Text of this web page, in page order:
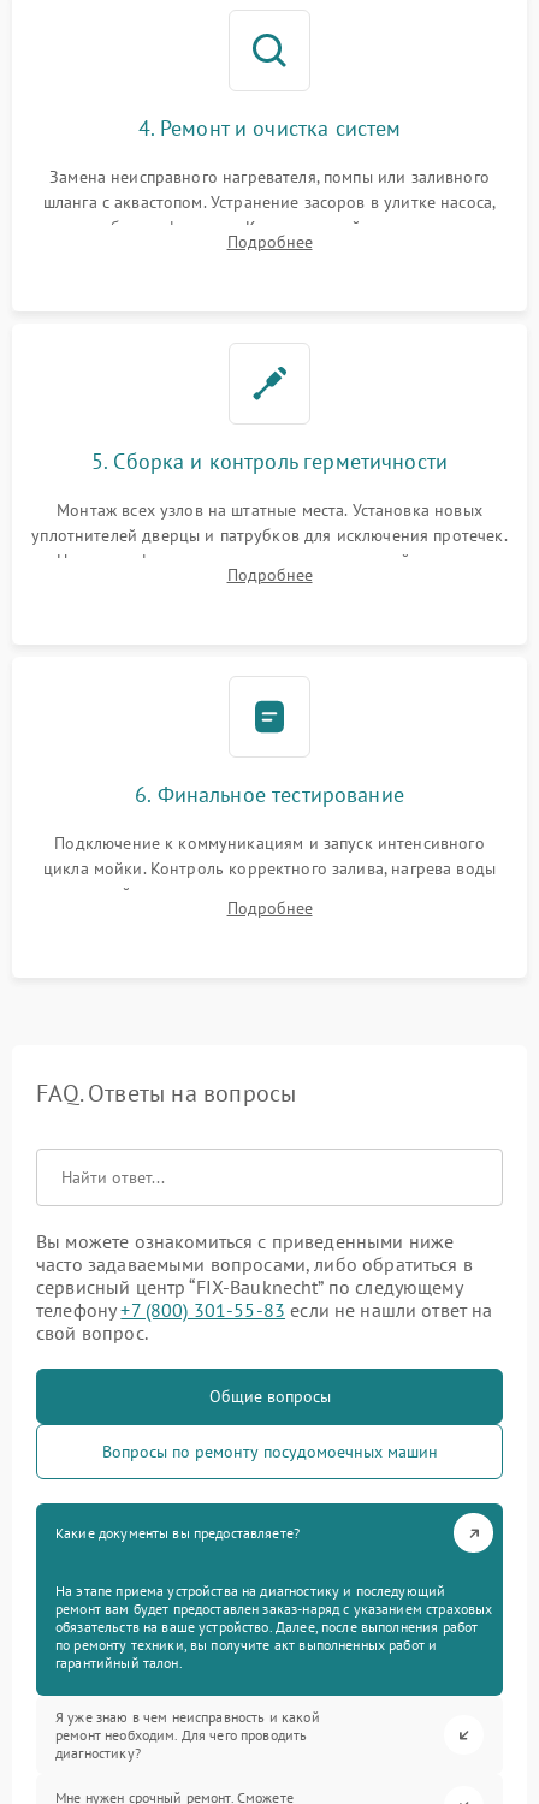
4. Ремонт и очистка систем
Замена неисправного нагревателя, помпы или заливного
шланга с аквастопом. Устранение засоров в улитке насоса,
патрубках и фильтрах. Компонентный ремонт платы
управления, восстановление поврежденной проводки.
Подробнее
5. Сборка и контроль герметичности
Монтаж всех узлов на штатные места. Установка новых
уплотнителей дверцы и патрубков для исключения протечек.
Надежная фиксация хомутов гидравлической системы,
сборка корпуса и установка датчика поплавка.
Подробнее
6. Финальное тестирование
Подключение к коммуникациям и запуск интенсивного
цикла мойки. Контроль корректного залива, нагрева воды
до нужной температуры, отсутствия посторонних шумов,
штатного слива и абсолютной сухости в поддоне.
Подробнее
FAQ. Ответы на вопросы
Вы можете ознакомиться с приведенными ниже
часто задаваемыми вопросами, либо обратиться в
сервисный центр “FIX-Bauknecht” по следующему
телефону+7 (800) 301-55-83 если не нашли ответ на
свой вопрос.
Общие вопросы
Вопросы по ремонту посудомоечных машин
Какие документы вы предоставляете?
На этапе приема устройства на диагностику и последующий
ремонт вам будет предоставлен заказ-наряд с указанием страховых
обязательств на ваше устройство. Далее, после выполнения работ
по ремонту техники, вы получите акт выполненных работ и
гарантийный талон.
Я уже знаю в чем неисправность и какой
ремонт необходим. Для чего проводить
диагностику?
Мне нужен срочный ремонт. Сможете